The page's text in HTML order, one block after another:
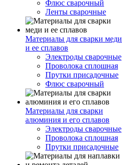
Флюс сварочный
Ленты сварочные
Материалы для сварки меди
и ее сплавов
Электроды сварочные
Проволока сплошная
Прутки присадочные
Флюс сварочный
Материалы для сварки
алюминия и его сплавов
Электроды сварочные
Проволока сплошная
Прутки присадочные